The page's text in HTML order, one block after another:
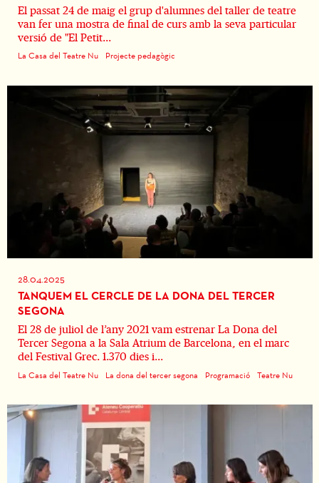
El passat 24 de maig el grup d'alumnes del taller de teatre
van fer una mostra de final de curs amb la seva particular
versió de "El Petit...
La Casa del Teatre Nu Projecte pedagògic
28.04.2025
TANQUEM EL CERCLE DE LA DONA DEL TERCER
SEGONA
El 28 de juliol de l’any 2021 vam estrenar La Dona del
Tercer Segona a la Sala Atrium de Barcelona, en el marc
del Festival Grec. 1.370 dies i...
La Casa del Teatre Nu La dona del tercer segona Programació Teatre Nu